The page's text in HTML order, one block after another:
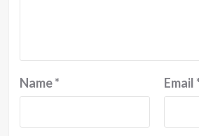
Name* Email